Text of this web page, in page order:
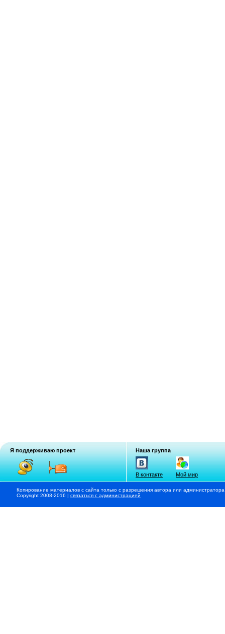
Я поддерживаю проект Наша группа
В контакте Мой мир
Копирование материалов с сайта только с разрешения автора или
Copyright 2008-2016 | связаться с администрацией